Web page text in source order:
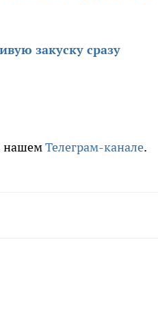
закуску сразу
нашемТелеграм-канале.